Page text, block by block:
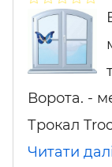
Ворота. -
Трокал
Читати